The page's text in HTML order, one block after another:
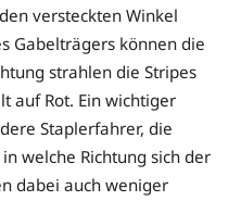
versteckten Winkel
Gabelträgers können die
strahlen die Stripes
auf Rot. Ein wichtiger
Staplerfahrer, die
welche Richtung sich der
dabei auch weniger